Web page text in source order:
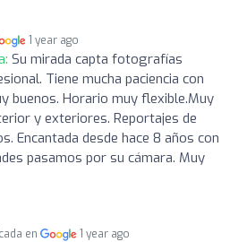
1 year ago
Su mirada capta fotografías
Tiene mucha paciencia con
buenos. Horario muy flexible.Muy
y exteriores. Reportajes de
Encantada desde hace 8 años con
pasamos por su cámara. Muy
en 1 year ago